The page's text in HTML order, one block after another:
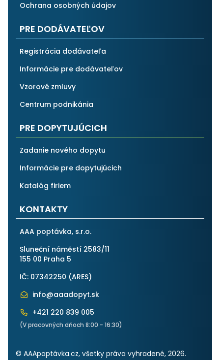
Ochrana osobných údajov
PRE DODÁVATEĽOV
Registrácia dodávateľa
Informácie pre dodávateľov
Vzorové zmluvy
Centrum podnikánia
PRE DOPYTUJÚCICH
Zadanie nového dopytu
Informácie pre dopytujúcich
Katalóg firiem
KONTAKTY
AAA poptávka, s.r.o.
Sluneční náměstí 2583/11
155 00 Praha 5
IČ: 07342250 (ARES)
info@aaadopyt.sk
+421 220 839 005
(V pracovných dňoch 8:00 - 16:30)
© AAApoptávka.cz, všetky práva vyhradené, 2026.